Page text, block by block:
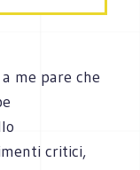
me pare che
critici,